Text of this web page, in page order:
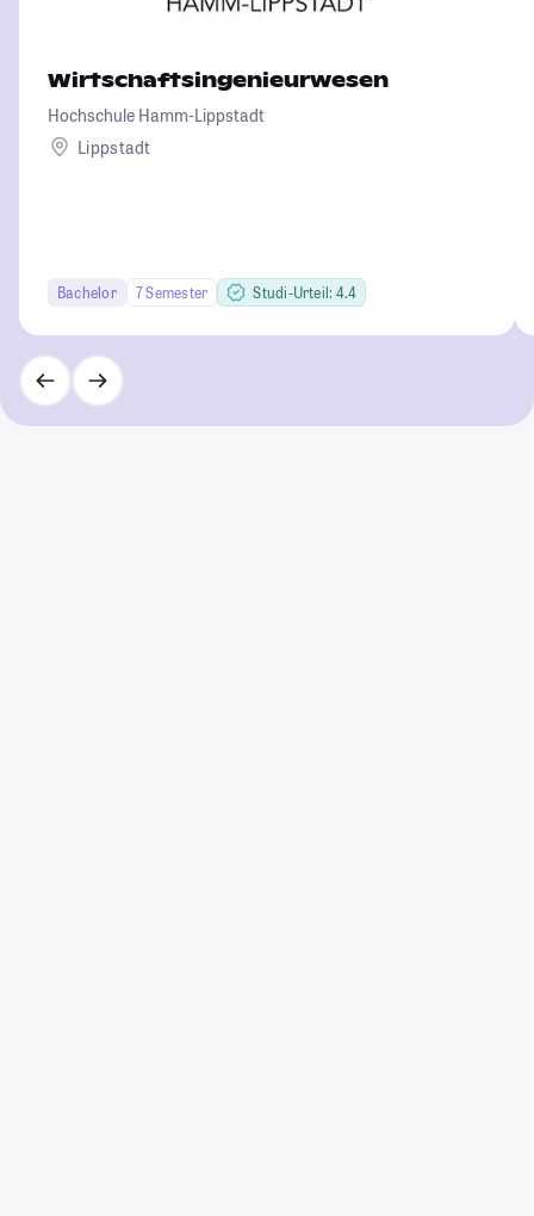
Wirtschaftsingenieurwesen
Hochschule Hamm-Lippstadt
Lippstadt
Bachelor 7 Semester Studi-Urteil: 4.4